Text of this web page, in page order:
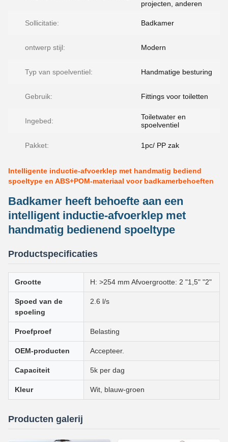
projecten, anderen
Sollicitatie: Badkamer
ontwerp stijl: Modern
Typ van spoelventiel: Handmatige besturing
Gebruik: Fittings voor toiletten
Ingebed:
Toiletwater en
spoelventiel
Pakket: 1pc/ PP zak
Intelligente inductie-afvoerklep met handmatig bediend
spoeltype en ABS+POM-materiaal voor badkamerbehoeften
Badkamer heeft behoefte aan een
intelligent inductie-afvoerklep met
handmatig bedienend spoeltype
Productspecificaties
Grootte H: >254 mm Afvoergrootte: 2 "1,5" "2"
Spoed van de
spoeling
2.6 l/s
Proefproef Belasting
OEM-producten Accepteer.
Capaciteit 5k per dag
Kleur Wit, blauw-groen
Producten galerij